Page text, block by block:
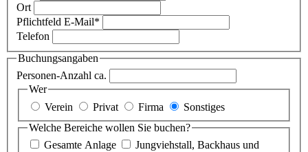
Ort
Pflichtfeld E-Mail*
Telefon
Buchungsangaben
Personen-Anzahl ca.
Wer
Verein
Privat Firma
Sonstiges
Welche Bereiche wollen Sie buchen?
Gesamte Anlage
Jungviehstall, Backhaus und